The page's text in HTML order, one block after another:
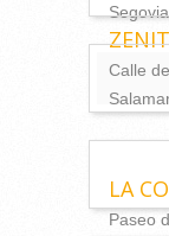
Calle
LA
Paseo